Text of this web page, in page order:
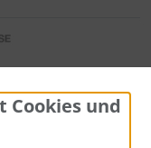
Cookies und